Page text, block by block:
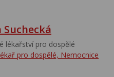
lékařství pro dospělé
pro dospělé, Nemocnice